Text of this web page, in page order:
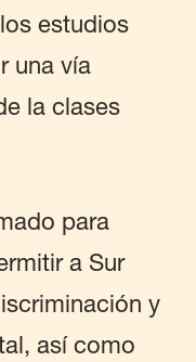
estudios
una vía
la clases
para
a Sur
y
así como